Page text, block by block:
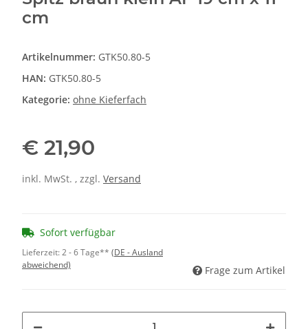
cm
Artikelnummer: GTK50.80-5
HAN: GTK50.80-5
Kategorie: ohne Kieferfach
€ 21,90
inkl. MwSt. , zzgl. Versand
Sofort verfügbar
Lieferzeit:2 - 6 Tage** (DE - Ausland
abweichend)
Frage zum Artikel